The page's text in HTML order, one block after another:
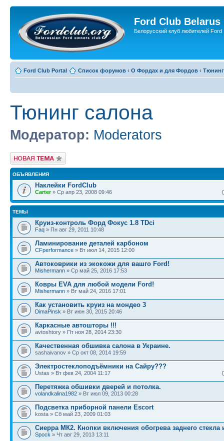
Ford Club Belarus
Белорусский клуб любителей Ford
Ford Club Portal Список форумов ‹ О Фордах и для Фордов ‹ Тюнинг
Тюнинг салона
Модератор: Moderators
Новая тема
ОБЪЯВЛЕНИЯ
Наклейки FordClub
Carter» Ср апр 23, 2008 09:46
ТЕМЫ
Круиз-контроль Форд Фокус 1.8 TDci
Faq » Пн авг 29, 2011 10:48
Ламинирование деталей карбоном
CFperformance » Вт июл 14, 2015 12:00
Автоковрики из экокожи для вашго Ford!
Mishermann » Ср май 25, 2016 17:53
Ковры EVA для любой модели Ford!
Mishermann » Вт май 24, 2016 17:01
Как установить круиз на мондео 3
DimaPinsk » Вт июн 30, 2015 20:46
Каркасные автошторы !!!
avtoshtory » Пт ноя 28, 2014 23:30
Качественная обшивка салона в Украине.
sashaivanov » Ср окт 08, 2014 19:59
Электростеклоподъёмники на Сайру???
Ustas » Вт фев 24, 2004 11:17
Перетяжка обшивки дверей и потолка.
volandkalina1982 » Вт июл 09, 2013 00:28
Подсветка приборной панели Escort
kosta » Сб май 23, 2009 01:03
Сиерра МК2. Кнопки включения обогрева заднего стекла
Spock » Чт авг 29, 2013 13:11